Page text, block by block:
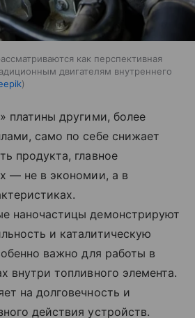
как перспективная
двигателям внутреннего
платины другими, более
само по себе снижает
продукта, главное
— не в экономии, а в
наночастицы демонстрируют
и каталитическую
важно для работы в
внутри топливного элемента.
на долговечность и
действия устройств.